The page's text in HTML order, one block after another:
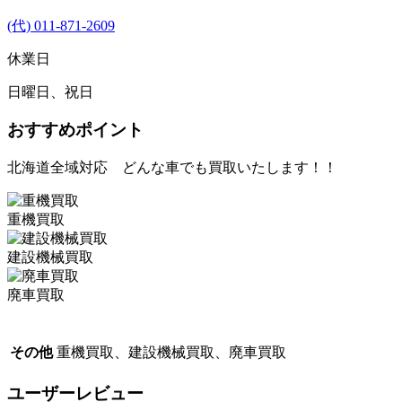
(代) 011-871-2609
休業日
日曜日、祝日
おすすめポイント
北海道全域対応 どんな車でも買取いたします！！
重機買取
建設機械買取
廃車買取
その他 重機買取、建設機械買取、廃車買取
ユーザーレビュー